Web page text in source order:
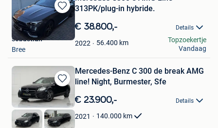
Bewaren
Mijn
Favorieten
313PK/plug-in hybride.
€ 38.800,- Details
2022 56.400 km
sebastian
Bree
Topzoekertje
Vandaag
Bewaren
in
Mijn
Favorieten
Mercedes-Benz C 300 de break AMG
line! Night, Burmester, Sfe
€ 23.900,- Details
2021 140.000 km